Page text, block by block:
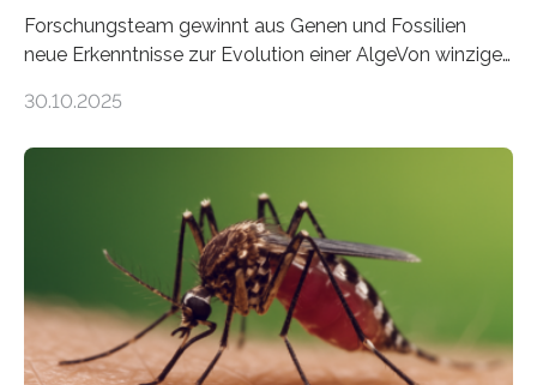
Forschungsteam gewinnt aus Genen und Fossilien
neue Erkenntnisse zur Evolution einer AlgeVon winzigen
Landpflanzen zählen zu den komplexesten
Grünalgen, die vor Hunderten von Millionen Jahren
lebten. Unter den Vorfahren sticht eine Gruppe heraus,
die noch heute in der Natur vorkommt: die
Süßwasseralge Coleochaetophyceae. Einige Arten
dieser Gruppe bilden aus Zellfäden dichte Geflechte
mit scheibenförmiger Gestalt. Was auffällig ist: Die
nächsten…
30.10.2025